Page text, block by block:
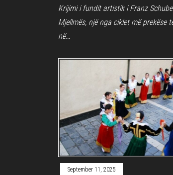
Krijimi i fundit artistik i Franz
Mjellmës, një nga ciklet më prekëse
në…
September 11, 2025